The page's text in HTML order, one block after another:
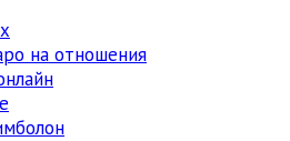
на отношения